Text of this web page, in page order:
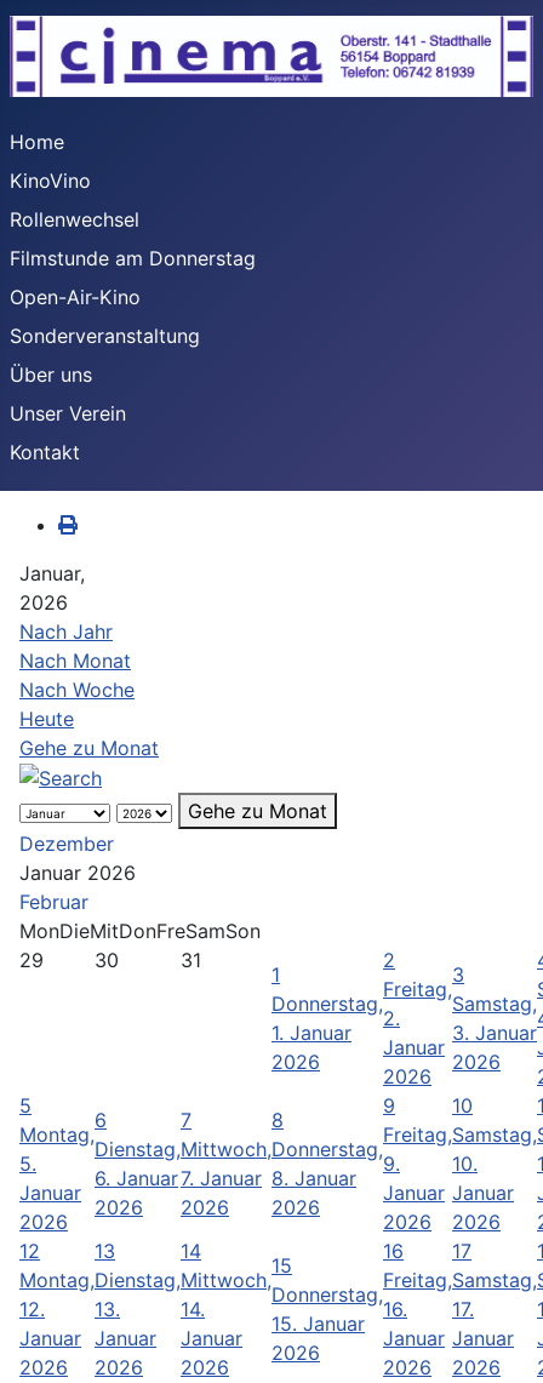
Home
KinoVino
Rollenwechsel
Filmstunde am Donnerstag
Open-Air-Kino
Sonderveranstaltung
Über uns
Unser Verein
Kontakt
Januar,
2026
Nach Jahr
Nach Monat
Nach Woche
Heute
Gehe zu Monat
Gehe zu Monat
Dezember
Januar 2026
Februar
MonDieMitDonFreSamSon
29
30 31
1
Donnerstag,
1. Januar
2026
2
Freitag,
2.
Januar
2026
3
Samstag,
3. Januar
2026
5
Montag,
5.
Januar
2026
6
Dienstag,
6. Januar
2026
7
Mittwoch,
7. Januar
2026
8
Donnerstag,
8. Januar
2026
9
Freitag,
9.
Januar
2026
10
Samstag,
10.
Januar
2026
12
Montag,
12.
Januar
2026
13
Dienstag,
13.
Januar
2026
14
Mittwoch,
14.
Januar
2026
15
Donnerstag,
15. Januar
2026
16
Freitag,
16.
Januar
2026
17
Samstag,
17.
Januar
2026